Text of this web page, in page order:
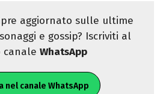
aggiornato sulle ultime
e gossip? Iscriviti al
canale WhatsApp
nel canale WhatsApp